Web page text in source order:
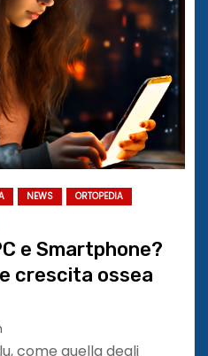
NEWS
ORTOPEDIA
e Smartphone?
crescita ossea
come quella degli